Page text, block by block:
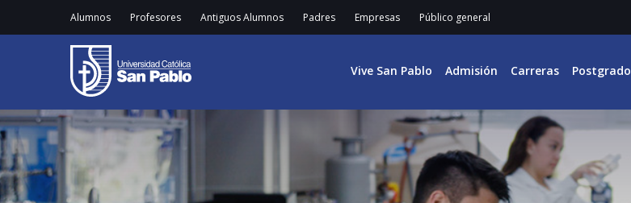
Alumnos Profesores Antiguos Alumnos Padres Empresas Público general
Vive San Pablo Admisión Carreras Postgrado